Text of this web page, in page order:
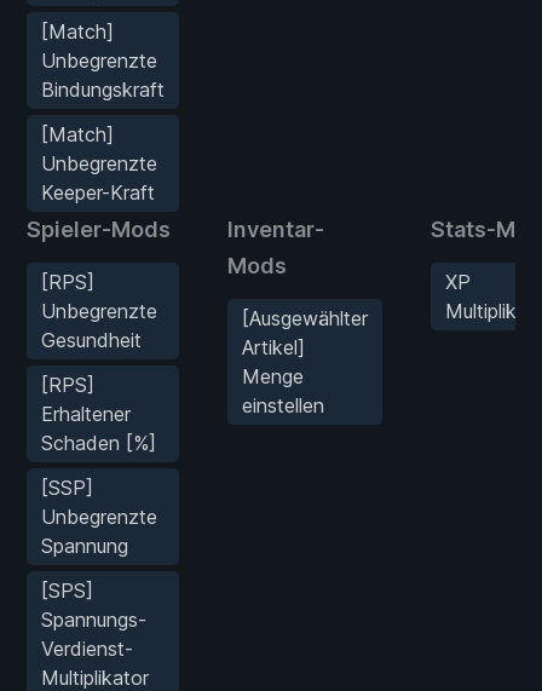
[Match]
Unbegrenzte
Bindungskraft
[Match]
Unbegrenzte
Keeper-Kraft
Spieler-Mods
[RPS]
Unbegrenzte
Gesundheit
[RPS]
Erhaltener
Schaden [%]
[SSP]
Unbegrenzte
Spannung
[SPS]
Spannungs-
Verdienst-
Multiplikator
Inventar-
Mods
[Ausgewählter
Artikel]
Menge
einstellen
Stats-
XP